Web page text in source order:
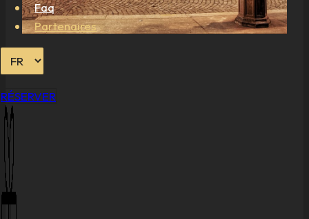
Faq
Partenaires
RÉSERVER